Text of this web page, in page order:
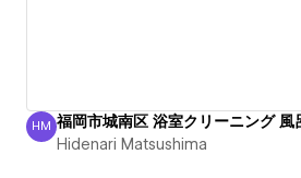
Hidenari Matsushima
HM
Hidenari Matsushima